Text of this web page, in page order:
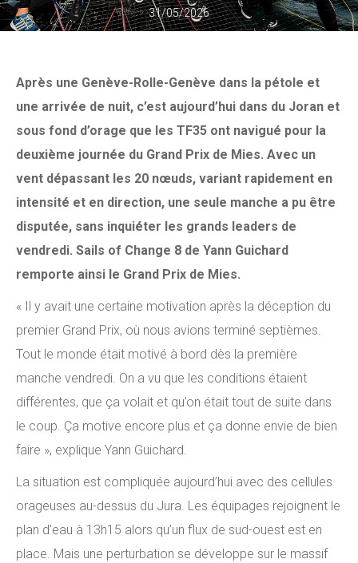
31/05/2026
Après une Genève-Rolle-Genève dans la pétole et
une arrivée de nuit, c’est aujourd’hui dans du Joran et
sous fond d’orage que les TF35 ont navigué pour la
deuxième journée du Grand Prix de Mies. Avec un
vent dépassant les 20 nœuds, variant rapidement en
intensité et en direction, une seule manche a pu être
disputée, sans inquiéter les grands leaders de
vendredi. Sails of Change 8 de Yann Guichard
remporte ainsi le Grand Prix de Mies.
« Il y avait une certaine motivation après la déception du
premier Grand Prix, où nous avions terminé septièmes.
Tout le monde était motivé à bord dès la première
manche vendredi. On a vu que les conditions étaient
différentes, que ça volait et qu’on était tout de suite dans
le coup. Ça motive encore plus et ça donne envie de bien
faire », explique Yann Guichard.
La situation est compliquée aujourd’hui avec des cellules
orageuses au-dessus du Jura. Les équipages rejoignent le
plan d’eau à 13h15 alors qu’un flux de sud-ouest est en
place. Mais une perturbation se développe sur le massif